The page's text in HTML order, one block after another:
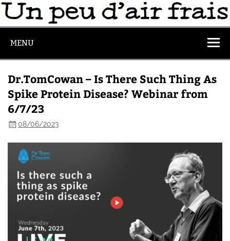
MENU
Dr.TomCowan – Is There Such Thing As
Spike Protein Disease? Webinar from
6/7/23
08/06/2023